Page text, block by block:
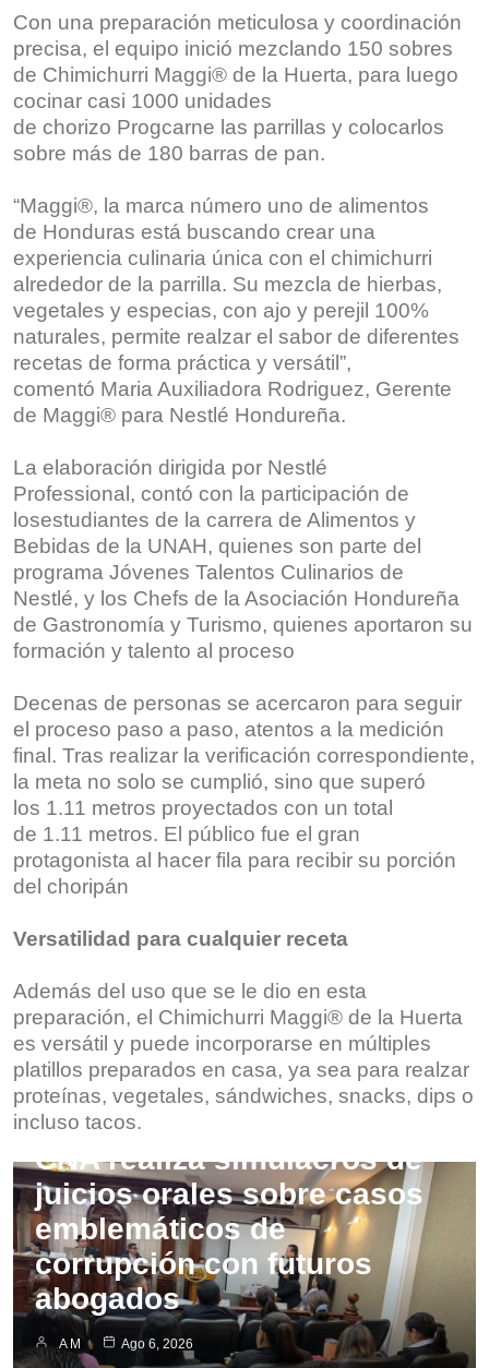
Con una preparación meticulosa y coordinación
precisa, el equipo inició mezclando 150 sobres
de Chimichurri Maggi® de la Huerta, para luego
cocinar casi 1000 unidades
de chorizo Progcarne las parrillas y colocarlos
sobre más de 180 barras de pan.
“Maggi®, la marca número uno de alimentos
de Honduras está buscando crear una
experiencia culinaria única con el chimichurri
alrededor de la parrilla. Su mezcla de hierbas,
vegetales y especias, con ajo y perejil 100%
naturales, permite realzar el sabor de diferentes
recetas de forma práctica y versátil”,
comentó Maria Auxiliadora Rodriguez, Gerente
de Maggi® para Nestlé Hondureña.
La elaboración dirigida por Nestlé
Professional, contó con la participación de
losestudiantes de la carrera de Alimentos y
Bebidas de la UNAH, quienes son parte del
programa Jóvenes Talentos Culinarios de
Nestlé, y los Chefs de la Asociación Hondureña
de Gastronomía y Turismo, quienes aportaron su
formación y talento al proceso
Decenas de personas se acercaron para seguir
el proceso paso a paso, atentos a la medición
final. Tras realizar la verificación correspondiente,
la meta no solo se cumplió, sino que superó
los 1.11 metros proyectados con un total
de 1.11 metros. El público fue el gran
protagonista al hacer fila para recibir su porción
del choripán
Versatilidad para cualquier receta
Además del uso que se le dio en esta
preparación, el Chimichurri Maggi® de la Huerta
es versátil y puede incorporarse en múltiples
platillos preparados en casa, ya sea para realzar
proteínas, vegetales, sándwiches, snacks, dips o
incluso tacos.
Empresarial Nacionales
CNA realiza simulacros de
juicios orales sobre casos
emblemáticos de
corrupción con futuros
abogados
A M Ago 6, 2026